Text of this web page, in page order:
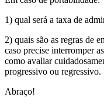
1) qual será a taxa de
2) quais são as regras de
caso precise interromper
como avaliar
progressivo ou regressivo.
Abraço!